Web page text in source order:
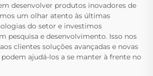
desenvolver produtos inovadores de
um olhar atento às últimas
do setor e investimos
pesquisa e desenvolvimento. Isso nos
clientes soluções avançadas e novas
ajudá-los a se manter à frente no